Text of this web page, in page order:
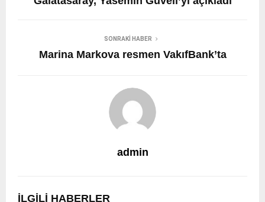
SONRAKI HABER
Marina Markova resmen VakıfBank’ta
admin
İLGILI HABERLER